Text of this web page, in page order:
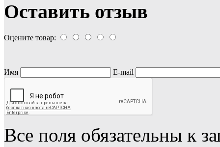
Оставить отзыв
Оцените товар:
Имя E-mail
Все поля обязательны к